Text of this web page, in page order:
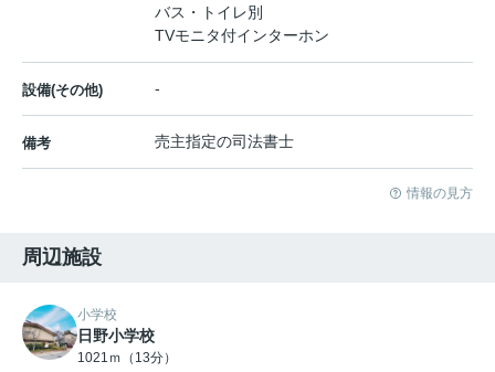
バス・トイレ別
TVモニタ付インターホン
設備(その他) -
備考 売主指定の司法書士
情報の見方
周辺施設
小学校
日野小学校
1021ｍ（13分）